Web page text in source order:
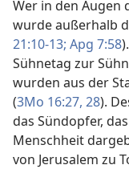
Wer in den Augen
wurde außerhalb
21:10-13; Apg 7:58
Sühnetag zur
wurden aus der
(3Mo 16:27, 28).
das Sündopfer,
Menschheit
von Jerusalem zu